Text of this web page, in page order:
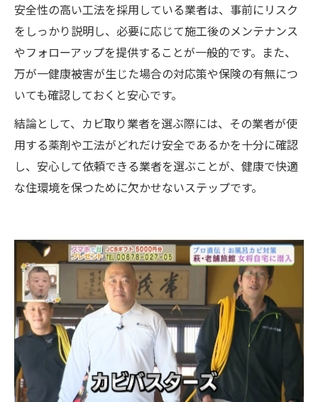
安全性の高い工法を採用している業者は、事前にリスク
をしっかり説明し、必要に応じて施工後のメンテナンス
やフォローアップを提供することが一般的です。また、
万が一健康被害が生じた場合の対応策や保険の有無につ
いても確認しておくと安心です。
結論として、カビ取り業者を選ぶ際には、その業者が使
用する薬剤や工法がどれだけ安全であるかを十分に確認
し、安心して依頼できる業者を選ぶことが、健康で快適
な住環境を保つために欠かせないステップです。